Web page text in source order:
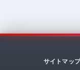
サイトマッ